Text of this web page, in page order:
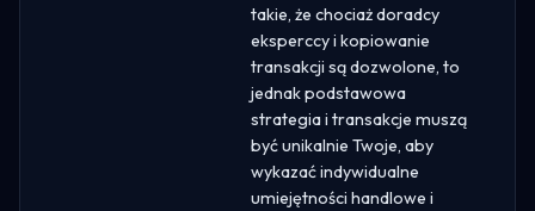
takie, że chociaż doradcy
eksperccy i kopiowanie
transakcji są dozwolone, to
jednak podstawowa
strategia i transakcje muszą
być unikalnie Twoje, aby
wykazać indywidualne
umiejętności handlowe i